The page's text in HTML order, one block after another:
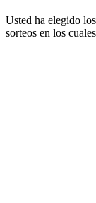
Usted ha elegido
sorteos en los